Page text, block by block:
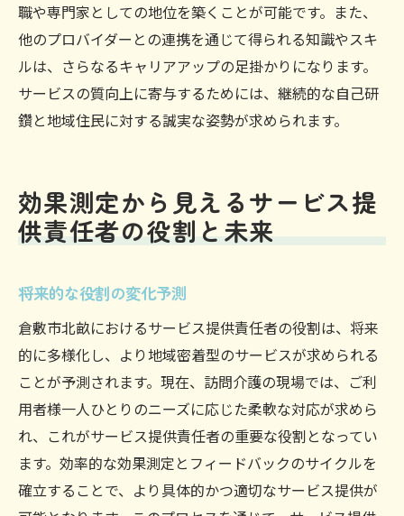
職や専門家としての地位を築くことが可能です。また、
他のプロバイダーとの連携を通じて得られる知識やスキ
ルは、さらなるキャリアアップの足掛かりになります。
サービスの質向上に寄与するためには、継続的な自己研
鑽と地域住民に対する誠実な姿勢が求められます。
効果測定から見えるサービス提
供責任者の役割と未来
将来的な役割の変化予測
倉敷市北畝におけるサービス提供責任者の役割は、将来
的に多様化し、より地域密着型のサービスが求められる
ことが予測されます。現在、訪問介護の現場では、ご利
用者様一人ひとりのニーズに応じた柔軟な対応が求めら
れ、これがサービス提供責任者の重要な役割となってい
ます。効率的な効果測定とフィードバックのサイクルを
確立することで、より具体的かつ適切なサービス提供が